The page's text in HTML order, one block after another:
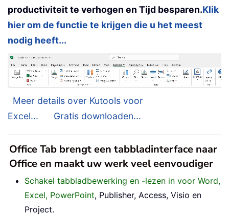
productiviteit te verhogen en Tijd besparen.Klik
hier om de functie te krijgen die u het meest
nodig heeft...
Meer details over Kutools voor
Excel...
Gratis downloaden...
Office Tab brengt een tabbladinterface naar
Office en maakt uw werk veel eenvoudiger
Schakel tabbladbewerking en -lezen in voor Word,
Excel, PowerPoint, Publisher, Access, Visio en
Project.